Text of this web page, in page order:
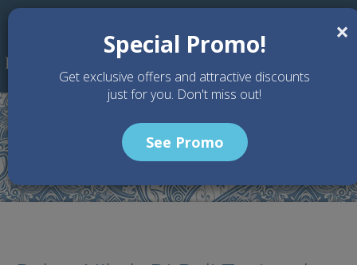
Skip to main content
Paket Nikah Di Bali Terjangkau
×
Special Promo!
Get exclusive offers and attractive discounts
just for you. Don't miss out!
See Promo